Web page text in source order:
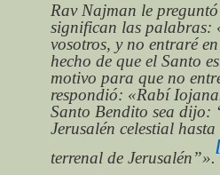
Rav Najman le
significan las palabras:
vosotros, y no entraré
hecho de que el Santo
motivo para que no
respondió: «Rabí
Santo Bendito sea dijo:
Jerusalén celestial
terrenal de Jerusalén”».